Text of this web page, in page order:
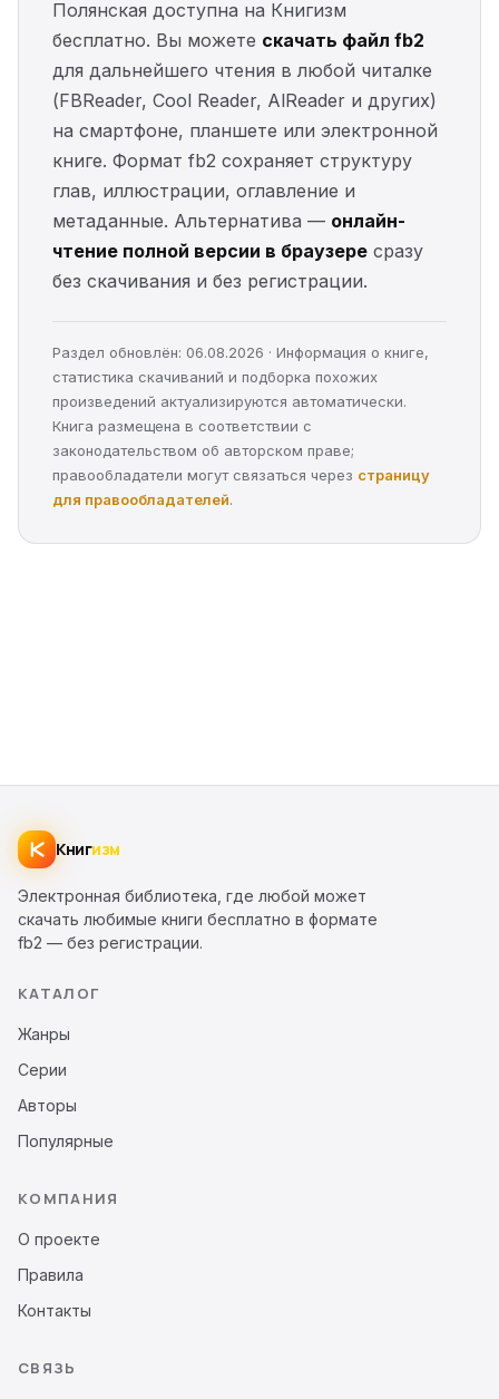
Полянская доступна на Книгизм
бесплатно. Вы можете скачать файл fb2
для дальнейшего чтения в любой читалке
(FBReader, Cool Reader, AlReader и других)
на смартфоне, планшете или электронной
книге. Формат fb2 сохраняет структуру
глав, иллюстрации, оглавление и
метаданные. Альтернатива — онлайн-
чтение полной версии в браузере сразу
без скачивания и без регистрации.
Раздел обновлён: 06.08.2026 · Информация о книге,
статистика скачиваний и подборка похожих
произведений актуализируются автоматически.
Книга размещена в соответствии с
законодательством об авторском праве;
правообладатели могут связаться через страницу
для правообладателей.
Книгизм
Электронная библиотека, где любой может
скачать любимые книги бесплатно в формате
fb2 — без регистрации.
КАТАЛОГ
Жанры
Серии
Авторы
Популярные
КОМПАНИЯ
О проекте
Правила
Контакты
СВЯЗЬ